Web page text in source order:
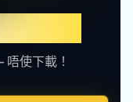
樂趣
使下載！